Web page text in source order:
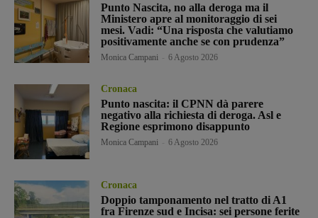
Punto Nascita, no alla deroga ma il
Ministero apre al monitoraggio di sei
mesi. Vadi: “Una risposta che valutiamo
positivamente anche se con prudenza”
Monica Campani 6 Agosto 2026
Cronaca
Punto nascita: il CPNN dà parere
negativo alla richiesta di deroga. Asl e
Regione esprimono disappunto
Monica Campani 6 Agosto 2026
Cronaca
Doppio tamponamento nel tratto di A1
fra Firenze sud e Incisa: sei persone ferite